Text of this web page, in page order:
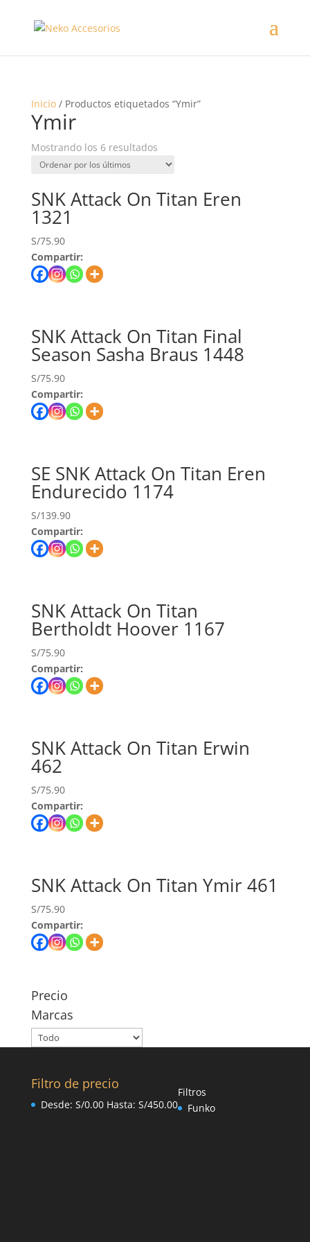
Inicio/ Productos etiquetados “Ymir”
Ymir
Mostrando los 6 resultados
SNK Attack On Titan Eren
1321
S/75.90
Compartir:
SNK Attack On Titan Final
Season Sasha Braus 1448
S/75.90
Compartir:
SE SNK Attack On Titan Eren
Endurecido 1174
S/139.90
Compartir:
SNK Attack On Titan
Bertholdt Hoover 1167
S/75.90
Compartir:
SNK Attack On Titan Erwin
462
S/75.90
Compartir:
SNK Attack On Titan Ymir 461
S/75.90
Compartir:
Precio
Marcas
Filtro de precio
Desde: S/0.00Hasta: S/450.00
Filtros
Funko